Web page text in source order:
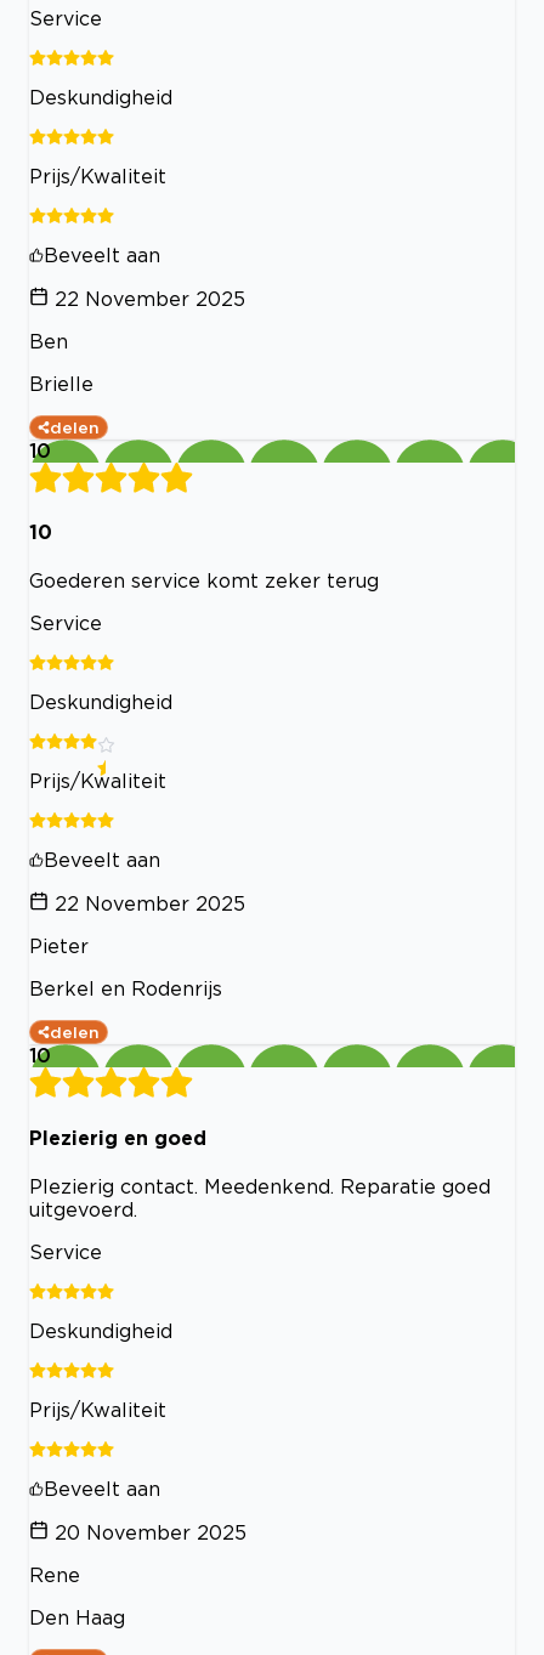
Service
Deskundigheid
Prijs/Kwaliteit
Beveelt aan
22 November 2025
Ben
Brielle
delen
10
10
Goederen service komt zeker terug
Service
Deskundigheid
Prijs/Kwaliteit
Beveelt aan
22 November 2025
Pieter
Berkel en Rodenrijs
delen
10
Plezierig en goed
Plezierig contact. Meedenkend. Reparatie goed
uitgevoerd.
Service
Deskundigheid
Prijs/Kwaliteit
Beveelt aan
20 November 2025
Rene
Den Haag